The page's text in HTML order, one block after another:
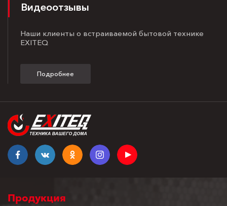
Видеоотзывы
Наши клиенты о встраиваемой бытовой технике
EXITEQ
Подробнее
Продукция